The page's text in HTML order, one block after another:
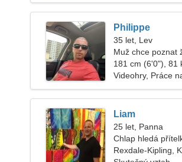
Philippe
35 let, Lev
Muž chce poznat
181 cm (6'0"), 81
Videohry, Práce
Liam
25 let, Panna
Chlap hledá
Rexdale-Kipling,